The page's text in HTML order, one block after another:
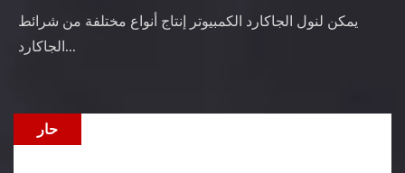
يمكن لنول الجاكارد الكمبيوتر إنتاج أنواع مختلفة من شرائط
الجاكارد...
حار